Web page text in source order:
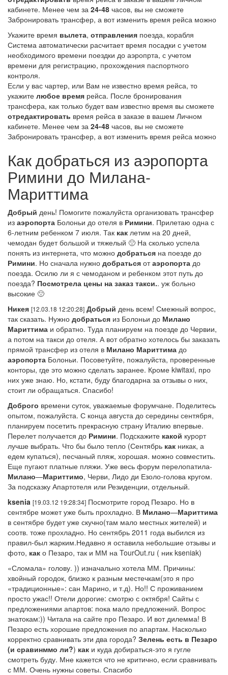
кабинете. Менее чем за 24-48 часов, вы не сможете
Забронировать трансфер, а вот изменить время рейса можно
Укажите время вылета, отправления поезда, корабля
Система автоматически расчитает время посадки с учетом
необходимого времени поездки до аэропрта, с учетом
времени для регистрацию, прохождения паспортного
контроля.
Если у вас чартер, или Вам не известно время рейса, то
укажите любое время рейса. После бронирования
трансфера, как только будет вам известно время вы сможете
отредактировать время рейса в заказе в вашем Личном
кабинете. Менее чем за 24-48 часов, вы не сможете
Забронировать трансфер, а вот изменить время рейса можно
Как добраться из аэропорта
Римини до Милана-
Мариттима
Добрый день! Помогите пожалуйста организовать трансфер
из аэропорта Болоньи до отеля в Римини. Прилетаю одна с
6-летним ребенком 7 июля. Так как летим на 20 дней,
чемодан будет большой и тяжелый 🙁 На сколько успела
понять из интернета, что можно добраться на поезде до
Римини. Но сначала нужно добраться отаэропорта до
поезда. Осилю ли я с чемоданом и ребенком этот путь до
поезда? Посмотрела цены на заказ такси.. уж больно
высокие 🙁
Никея [12.03.18 12:20:28] Добрый день всем! Смежный вопрос,
так сказать. Нужно добраться из Болоньи до Милано
Мариттима и обратно. Туда планируем на поезде до Червии,
а потом на такси до отеля. А вот обратно хотелось бы заказать
прямой трансфер из отеля в Милано Мариттима до
аэропорта Болоньи. Посоветуйте, пожалуйста, проверенные
конторы, где это можно сделать заранее. Кроме kiwitaxi, про
них уже знаю. Но, кстати, буду благодарна за отзывы о них,
стоит ли обращаться. Спасибо!
Доброго времени суток, уважаемые форумчане. Поделитесь
опытом, пожалуйста. С конца августа до середины сентября,
планируем посетить прекрасную страну Италию впервые.
Перелет получается до Римини. Подскажите какой курорт
лучше выбрать. Что бы было тепло (Сентябрь как никак, а
едем купаться), песчаный пляж, хорошая. можно совместить.
Еще пугают платные пляжи. Уже весь форум перелопатила-
Милано—Мариттимо, Черви, Лидо ди Езоло-голова кругом.
За подсказку Апартотеля или Резиденции, отдельный.
ksenia [19.03.12 19:28:34] Посмотрите город Пезаро. Но в
сентябре может уже быть прохладно. В Милано—Мариттима
в сентябре будет уже скучно(там мало местных жителей) и
соотв. тоже прохладно. Но сентябрь 2011 года выбился из
правил-был жарким.Недавно я оставила небольшие отзывы и
фото, как о Пезаро, так и ММ на TourOut.ru ( ник kseniak)
«Сломала» голову. )) изначально хотела ММ. Причины:
хвойный городок, близко к разным местечкам(это я про
«традиционные»: сан Марино, и т.д). Но!! С проживанием
просто ужас!! Отели дорогие: смотрю с октября! Сайты с
предложениями апартов: пока мало предложений. Вопрос
знатокам:)) Читала на сайте про Пезаро. И вот дилемма! В
Пезаро есть хорошие предложения по апартам. Насколько
корректно сравнивать эти два города? Зелень есть в Пезаро
(и сравинммо ли?) как и куда добираться-это я гугле
смотреть буду. Мне кажется что не критично, если сравнивать
с ММ. Очень нужны советы. Спасибо